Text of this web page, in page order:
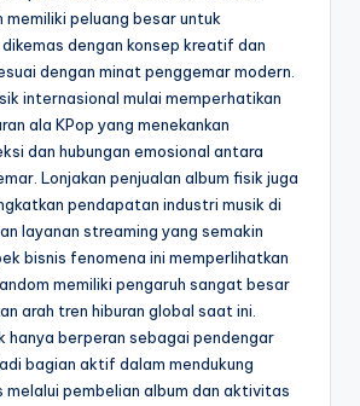
memiliki peluang besar untuk
dengan konsep kreatif dan
dengan minat penggemar modern.
internasional mulai memperhatikan
ala KPop yang menekankan
dan hubungan emosional antara
Lonjakan penjualan album fisik juga
pendapatan industri musik di
layanan streaming yang semakin
bisnis fenomena ini memperlihatkan
memiliki pengaruh sangat besar
arah tren hiburan global saat ini.
hanya berperan sebagai pendengar
bagian aktif dalam mendukung
melalui pembelian album dan aktivitas